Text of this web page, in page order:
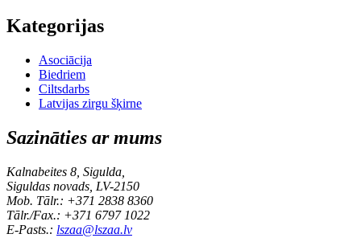
Kategorijas
Asociācija
Biedriem
Ciltsdarbs
Latvijas zirgu šķirne
Sazināties ar mums
Kalnabeites 8, Sigulda,
Siguldas novads, LV-2150
Mob. Tālr.: +371 2838 8360
Tālr./Fax.: +371 6797 1022
E-Pasts.: lszaa@lszaa.lv